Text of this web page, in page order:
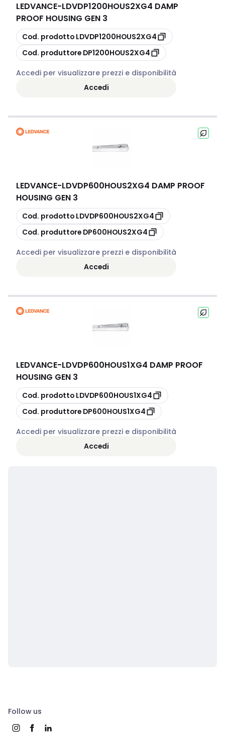
LEDVANCE-LDVDP1200HOUS2XG4 DAMP
PROOF HOUSING GEN 3
copia
Cod. prodotto LDVDP1200HOUS2XG4
copia
Cod. produttore DP1200HOUS2XG4
Accedi per visualizzare prezzi e disponibilità
Accedi
LEDVANCE-LDVDP600HOUS2XG4 DAMP PROOF
HOUSING GEN 3
copia
Cod. prodotto LDVDP600HOUS2XG4
copia
Cod. produttore DP600HOUS2XG4
Accedi per visualizzare prezzi e disponibilità
Accedi
LEDVANCE-LDVDP600HOUS1XG4 DAMP PROOF
HOUSING GEN 3
copia
Cod. prodotto LDVDP600HOUS1XG4
copia
Cod. produttore DP600HOUS1XG4
Accedi per visualizzare prezzi e disponibilità
Accedi
Follow us